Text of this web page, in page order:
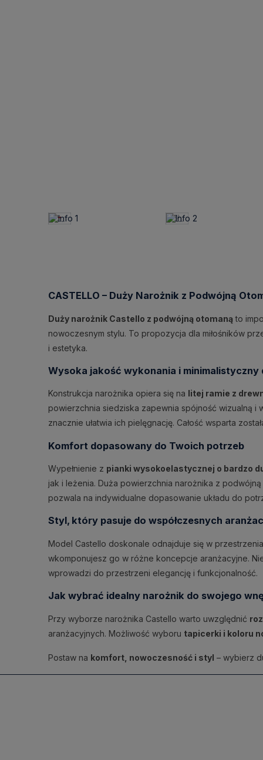
CASTELLO – Duży Narożnik z Podwójną
Duży narożnik Castello z podwójną otomanąto
nowoczesnym stylu. To propozycja dla miłośników
i estetyka.
Wysoka jakość wykonania i minimalistyczny
Konstrukcja narożnika opiera się na litej ramie z
powierzchnia siedziska zapewnia spójność wizualną
znacznie ułatwia ich pielęgnację. Całość wsparta
Komfort dopasowany do Twoich potrzeb
Wypełnienie z pianki wysokoelastycznej o bardzo
jak i leżenia. Duża powierzchnia narożnika z
pozwala na indywidualne dopasowanie układu do
Styl, który pasuje do współczesnych
Model Castello doskonale odnajduje się w
wkomponujesz go w różne koncepcje aranżacyjne.
wprowadzi do przestrzeni elegancję i funkcjonalność.
Jak wybrać idealny narożnik do swojego
Przy wyborze narożnika Castello warto uwzględnić
aranżacyjnych. Możliwość wyboru tapicerki i koloru
Postaw na komfort, nowoczesność i styl – wybierz